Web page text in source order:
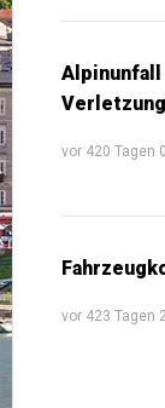
vor 420 Tagen
vor 423 Tagen